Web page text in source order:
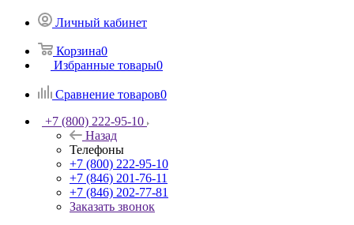
Личный кабинет
Корзина0
Избранные товары0
Сравнение товаров0
+7 (800) 222-95-10
Назад
Телефоны
+7 (800) 222-95-10
+7 (846) 201-76-11
+7 (846) 202-77-81
Заказать звонок